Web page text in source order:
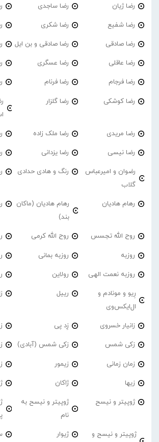
رضا ژیان رضا ساجدی
رضا شفیع رضا شکری
رضا صادقی رضا صادقی و بن ایل
رضا عاقلی رضا عسگری
رضا فرجام رضا فرنام
رضا کوشکی رضا گلزار
رضا مریدی رضا ملک زاده
رضا نیسی رضا یزدانی
رضوان و امیرعباس
گلاب
رنگ و هادی حدادی
رهام هادیان
رهام هادیان (ماکان
بند)
روح الله تجسس روح الله کرمی
روزبه روزبه بمانی
روزبه نعمت الهی رولاین
رِیو و مونادم و
ال‌ایکس‌وی
رییل
زانیار خسروی زِد پی
زکی شمس زکی شمس (آبادی)
زمان زمانی زیمور
زیها ژاکان
ژوپیتر و نیسح
ژوپیتر و نیسح به
نام
ژوپیتر و نیسح و ژیوار